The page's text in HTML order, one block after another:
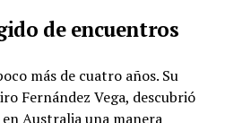
de encuentros
más de cuatro años. Su
Fernández Vega, descubrió
Australia una manera